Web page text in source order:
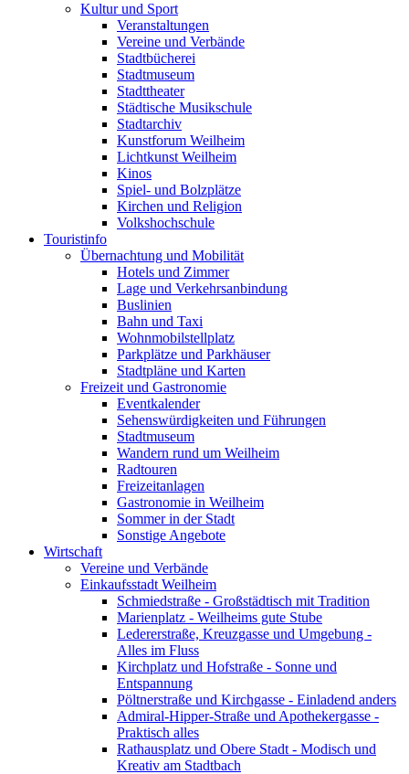
Kultur und Sport
Veranstaltungen
Vereine und Verbände
Stadtbücherei
Stadtmuseum
Stadttheater
Städtische Musikschule
Stadtarchiv
Kunstforum Weilheim
Lichtkunst Weilheim
Kinos
Spiel- und Bolzplätze
Kirchen und Religion
Volkshochschule
Touristinfo
Übernachtung und Mobilität
Hotels und Zimmer
Lage und Verkehrsanbindung
Buslinien
Bahn und Taxi
Wohnmobilstellplatz
Parkplätze und Parkhäuser
Stadtpläne und Karten
Freizeit und Gastronomie
Eventkalender
Sehenswürdigkeiten und Führungen
Stadtmuseum
Wandern rund um Weilheim
Radtouren
Freizeitanlagen
Gastronomie in Weilheim
Sommer in der Stadt
Sonstige Angebote
Wirtschaft
Vereine und Verbände
Einkaufsstadt Weilheim
Schmiedstraße - Großstädtisch mit Tradition
Marienplatz - Weilheims gute Stube
Ledererstraße, Kreuzgasse und Umgebung -
Alles im Fluss
Kirchplatz und Hofstraße - Sonne und
Entspannung
Pöltnerstraße und Kirchgasse - Einladend anders
Admiral-Hipper-Straße und Apothekergasse -
Praktisch alles
Rathausplatz und Obere Stadt - Modisch und
Kreativ am Stadtbach